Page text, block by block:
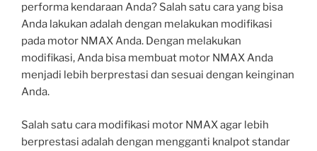
performa kendaraan Anda? Salah satu cara yang bisa
Anda lakukan adalah dengan melakukan modifikasi
pada motor NMAX Anda. Dengan melakukan
modifikasi, Anda bisa membuat motor NMAX Anda
menjadi lebih berprestasi dan sesuai dengan keinginan
Anda.
Salah satu cara modifikasi motor NMAX agar lebih
berprestasi adalah dengan mengganti knalpot standar